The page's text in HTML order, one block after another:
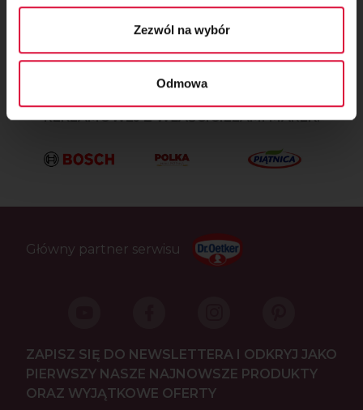
Zezwól na wybór
Odmowa
STRONIE STANOWIĄ AUTOPROMOCJĘ:
REKLAMOWEJ Z WŁAŚCICIELAMI MAREK:
Główny partner serwisu
ZAPISZ SIĘ DO NEWSLETTERA I ODKRYJ JAKO
PIERWSZY NASZE NAJNOWSZE PRODUKTY
ORAZ WYJĄTKOWE OFERTY